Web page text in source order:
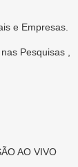
e Empresas.
Pesquisas ,
AO VIVO